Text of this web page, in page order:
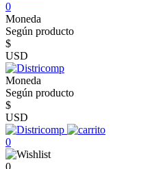
0
Moneda
Según producto
$
USD
Moneda
Según producto
$
USD
0
0